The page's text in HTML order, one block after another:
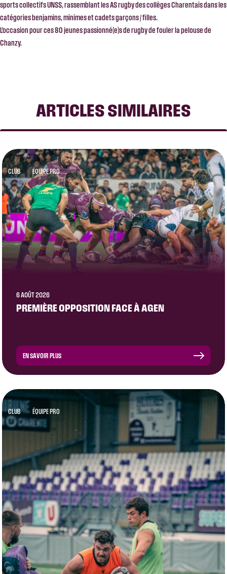
sports collectifs UNSS, rassemblant les AS rugby des collèges Charentais dans les
catégories benjamins, minimes et cadets garçons / filles.
L’occasion pour ces 80 jeunes passionné(e)s de rugby de fouler la pelouse de
Chanzy.
ARTICLES SIMILAIRES
CLUB ÉQUIPE PRO
6 AOÛT 2026
PREMIÈRE OPPOSITION FACE À AGEN
EN SAVOIR PLUS
CLUB ÉQUIPE PRO